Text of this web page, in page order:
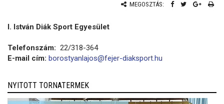
MEGOSZTÁS:
I. István Diák Sport Egyesület
Telefonszám: 22/318-364
E-mail cím: borostyanlajos@fejer-diaksport.hu
NYITOTT TORNATERMEK